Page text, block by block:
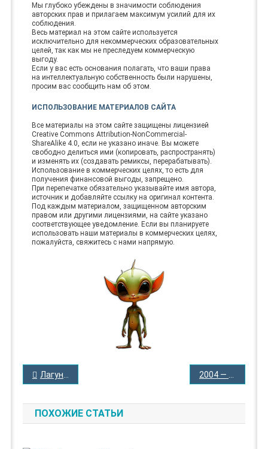
Мы глубоко убеждены в значимости соблюдения
авторских прав и прилагаем максимум усилий для их
соблюдения.
Весь материал на этом сайте используется
исключительно для некоммерческих образовательных
целей, так как мы не преследуем коммерческую
выгоду.
Если у вас есть основания полагать, что ваши права
на интеллектуальную собственность были нарушены,
просим вас сообщить нам об этом.
ИСПОЛЬЗОВАНИЕ МАТЕРИАЛОВ САЙТА
Все материалы на этом сайте защищены лицензией
Creative Commons Attribution-NonCommercial-
ShareAlike 4.0, если не указано иначе. Вы можете
свободно делиться ими (копировать, распространять)
и изменять их (создавать ремиксы, перерабатывать).
Использование в коммерческих целях, то есть для
получения финансовой выгоды, запрещено.
При перепечатке обязательно указывайте имя автора,
источник и добавляйте ссылку на оригинал контента.
Под каждым материалом, защищенном авторским
правом или другими лицензиями, на сайте указано
соответствующее уведомление. Если вы планируете
использовать наши материалы в коммерческих целях,
пожалуйста, свяжитесь с нами напрямую.
НАВИГАЦИЯ
ПО
Лагуна-Виста,США — 9 сентября 2022 года
ПОХОЖИЕ СТАТЬИ